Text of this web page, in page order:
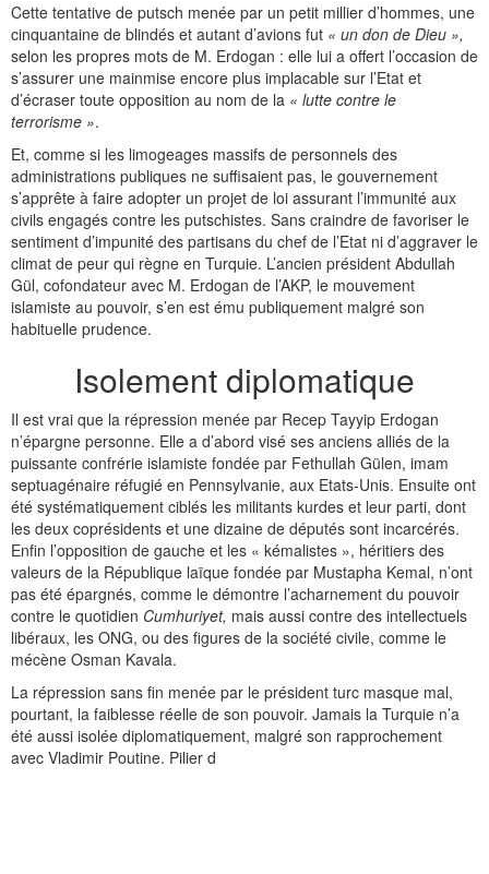
Cette tentative de putsch menée par un petit millier d’hommes, une
cinquantaine de blindés et autant d’avions fut « un don de Dieu »,
selon les propres mots de M. Erdogan : elle lui a offert l’occasion de
s’assurer une mainmise encore plus implacable sur l’Etat et
d’écraser toute opposition au nom de la « lutte contre le
terrorisme ».
Et, comme si les limogeages massifs de personnels des
administrations publiques ne suffisaient pas, le gouvernement
s’apprête à faire adopter un projet de loi assurant l’immunité aux
civils engagés contre les putschistes. Sans craindre de favoriser le
sentiment d’impunité des partisans du chef de l’Etat ni d’aggraver le
climat de peur qui règne en Turquie. L’ancien président Abdullah
Gül, cofondateur avec M. Erdogan de l’AKP, le mouvement
islamiste au pouvoir, s’en est ému publiquement malgré son
habituelle prudence.
Isolement diplomatique
Il est vrai que la répression menée par Recep Tayyip Erdogan
n’épargne personne. Elle a d’abord visé ses anciens alliés de la
puissante confrérie islamiste fondée par Fethullah Gülen, imam
septuagénaire réfugié en Pennsylvanie, aux Etats-Unis. Ensuite ont
été systématiquement ciblés les militants kurdes et leur parti, dont
les deux coprésidents et une dizaine de députés sont incarcérés.
Enfin l’opposition de gauche et les « kémalistes », héritiers des
valeurs de la République laïque fondée par Mustapha Kemal, n’ont
pas été épargnés, comme le démontre l’acharnement du pouvoir
contre le quotidien Cumhuriyet, mais aussi contre des intellectuels
libéraux, les ONG, ou des figures de la société civile, comme le
mécène Osman Kavala.
La répression sans fin menée par le président turc masque mal,
pourtant, la faiblesse réelle de son pouvoir. Jamais la Turquie n’a
été aussi isolée diplomatiquement, malgré son rapprochement
avec Vladimir Poutine. Pilier d